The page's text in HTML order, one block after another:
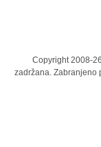
Copyright 2008-
zadržana. Zabranjeno